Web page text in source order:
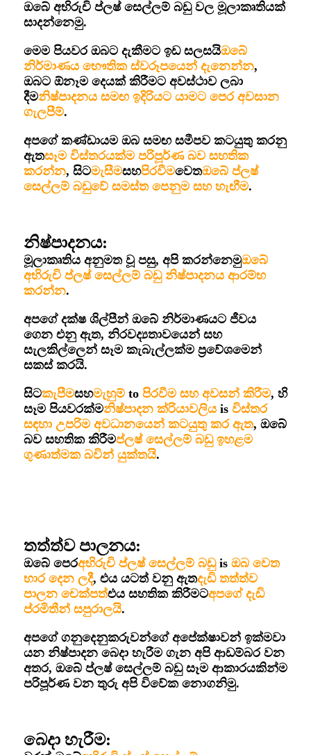
ඔබේ අභිරුචි ප්ලෂ් සෙල්ලම් බඩු වල මූලාකෘතියක්
සාදන්නෙමු.
මෙම පියවර ඔබට දැකීමට ඉඩ සලසයිඔබේ
නිර්මාණය භෞතික ස්වරූපයෙන් දැනෙන්න,
ඔබට ඕනෑම දෙයක් කිරීමට අවස්ථාව ලබා
දීමනිෂ්පාදනය සමඟ ඉදිරියට යාමට පෙර අවසාන
ගැලපීම්.
අපගේ කණ්ඩායම ඔබ සමඟ සමීපව කටයුතු කරනු
ඇතසෑම විස්තරයක්ම පරිපූර්ණ බව සහතික
කරන්න, සිටමැසීමසහපිරවීමවෙතඔබේ ප්ලෂ්
සෙල්ලම් බඩුවේ සමස්ත පෙනුම සහ හැඟීම.
නිෂ්පාදනය:
මූලාකෘතිය අනුමත වූ පසු, අපි කරන්නෙමුඔබේ
අභිරුචි ප්ලෂ් සෙල්ලම් බඩු නිෂ්පාදනය ආරම්භ
කරන්න.
අපගේ දක්ෂ ශිල්පීන් ඔබේ නිර්මාණයට ජීවය
ගෙන එනු ඇත, නිරවද්‍යතාවයෙන් සහ
සැලකිල්ලෙන් සෑම කැබැල්ලක්ම ප්‍රවේශමෙන්
සකස් කරයි.
සිටකැපීමසහමැහුම් to පිරවීම සහ අවසන් කිරීම, හි
සෑම පියවරක්මනිෂ්පාදන ක්රියාවලිය is විස්තර
සඳහා උපරිම අවධානයෙන් කටයුතු කර ඇත, ඔබේ
බව සහතික කිරීමප්ලෂ් සෙල්ලම් බඩු ඉහළම
ගුණාත්මක බවින් යුක්තයි.
තත්ත්ව පාලනය:
ඔබේ පෙරඅභිරුචි ප්ලෂ් සෙල්ලම් බඩුis ඔබ වෙත
භාර දෙන ලදී, එය යටත් වනු ඇතදැඩි තත්ත්ව
පාලන චෙක්පත්එය සහතික කිරීමටඅපගේ දැඩි
ප්රමිතීන් සපුරාලයි.
අපගේ ගනුදෙනුකරුවන්ගේ අපේක්ෂාවන් ඉක්මවා
යන නිෂ්පාදන බෙදා හැරීම ගැන අපි ආඩම්බර වන
අතර, ඔබේ ප්ලෂ් සෙල්ලම් බඩු සෑම ආකාරයකින්ම
පරිපූර්ණ වන තුරු අපි විවේක නොගනිමු.
බෙදා හැරීම: